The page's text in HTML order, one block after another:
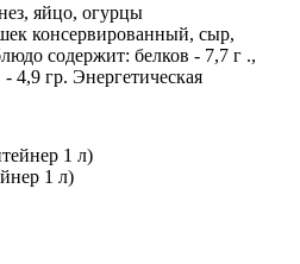
яйцо, огурцы
консервированный, сыр,
содержит: белков - 7,7 г .,
4,9 гр. Энергетическая
1 л)